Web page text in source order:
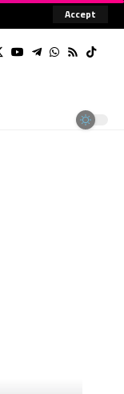
Accept